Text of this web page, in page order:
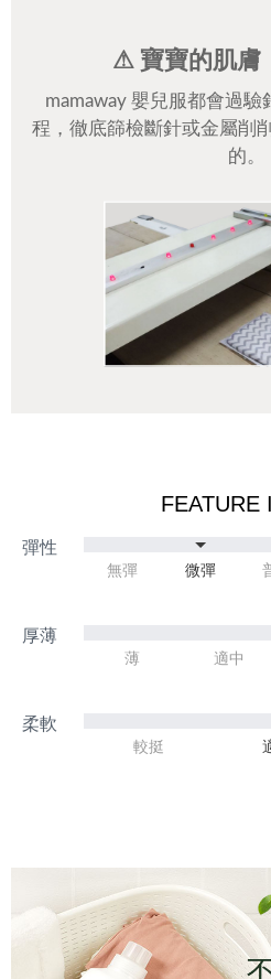
⚠ 寶寶的肌膚
mamaway 嬰兒服都會過
程，徹底篩檢斷針或金屬削
的。
FEATURE
無彈 微彈
薄 適中
較挺